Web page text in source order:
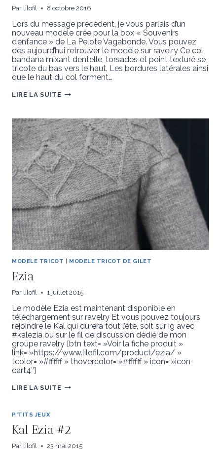
Par lilofil 8 octobre 2016
Lors du message précédent, je vous parlais d’un
nouveau modèle crée pour la box « Souvenirs
d’enfance » de La Pelote Vagabonde. Vous pouvez
dès aujourd’hui retrouver le modèle sur ravelry Ce col
bandana mixant dentelle, torsades et point texturé se
tricote du bas vers le haut. Les bordures latérales ainsi
que le haut du col forment…
LIRE LA SUITESKOLI
MODELE TRICOT | MODELE TRICOT DE GILET
Ezia
Par lilofil 1 juillet 2015
Le modèle Ezia est maintenant disponible en
téléchargement sur ravelry Et vous pouvez toujours
rejoindre le Kal qui durera tout l’été, soit sur ig avec
#kalezia ou sur le fil de discussion dédié de mon
groupe ravelry [btn text= »Voir la fiche produit »
link= »https://www.lilofil.com/product/ezia/ »
tcolor= »#ffffff » thovercolor= »#ffffff » icon= »icon-
cart4″]
LIRE LA SUITEEZIA
P'TITS JEUX
Kal Ezia #2
Par lilofil 23 mai 2015